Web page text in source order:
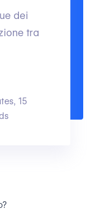
dei
tra
15